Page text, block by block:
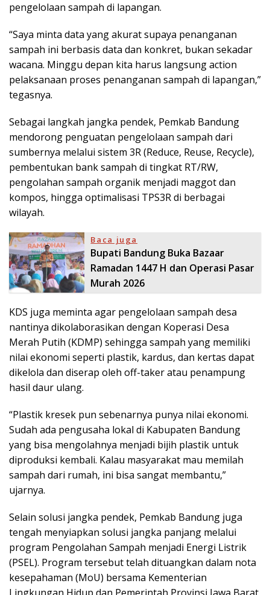
pengelolaan sampah di lapangan.
“Saya minta data yang akurat supaya penanganan
sampah ini berbasis data dan konkret, bukan sekadar
wacana. Minggu depan kita harus langsung action
pelaksanaan proses penanganan sampah di lapangan,”
tegasnya.
Sebagai langkah jangka pendek, Pemkab Bandung
mendorong penguatan pengelolaan sampah dari
sumbernya melalui sistem 3R (Reduce, Reuse, Recycle),
pembentukan bank sampah di tingkat RT/RW,
pengolahan sampah organik menjadi maggot dan
kompos, hingga optimalisasi TPS3R di berbagai
wilayah.
Baca juga
Bupati Bandung Buka Bazaar
Ramadan 1447 H dan Operasi Pasar
Murah 2026
KDS juga meminta agar pengelolaan sampah desa
nantinya dikolaborasikan dengan Koperasi Desa
Merah Putih (KDMP) sehingga sampah yang memiliki
nilai ekonomi seperti plastik, kardus, dan kertas dapat
dikelola dan diserap oleh off-taker atau penampung
hasil daur ulang.
“Plastik kresek pun sebenarnya punya nilai ekonomi.
Sudah ada pengusaha lokal di Kabupaten Bandung
yang bisa mengolahnya menjadi bijih plastik untuk
diproduksi kembali. Kalau masyarakat mau memilah
sampah dari rumah, ini bisa sangat membantu,”
ujarnya.
Selain solusi jangka pendek, Pemkab Bandung juga
tengah menyiapkan solusi jangka panjang melalui
program Pengolahan Sampah menjadi Energi Listrik
(PSEL). Program tersebut telah dituangkan dalam nota
kesepahaman (MoU) bersama Kementerian